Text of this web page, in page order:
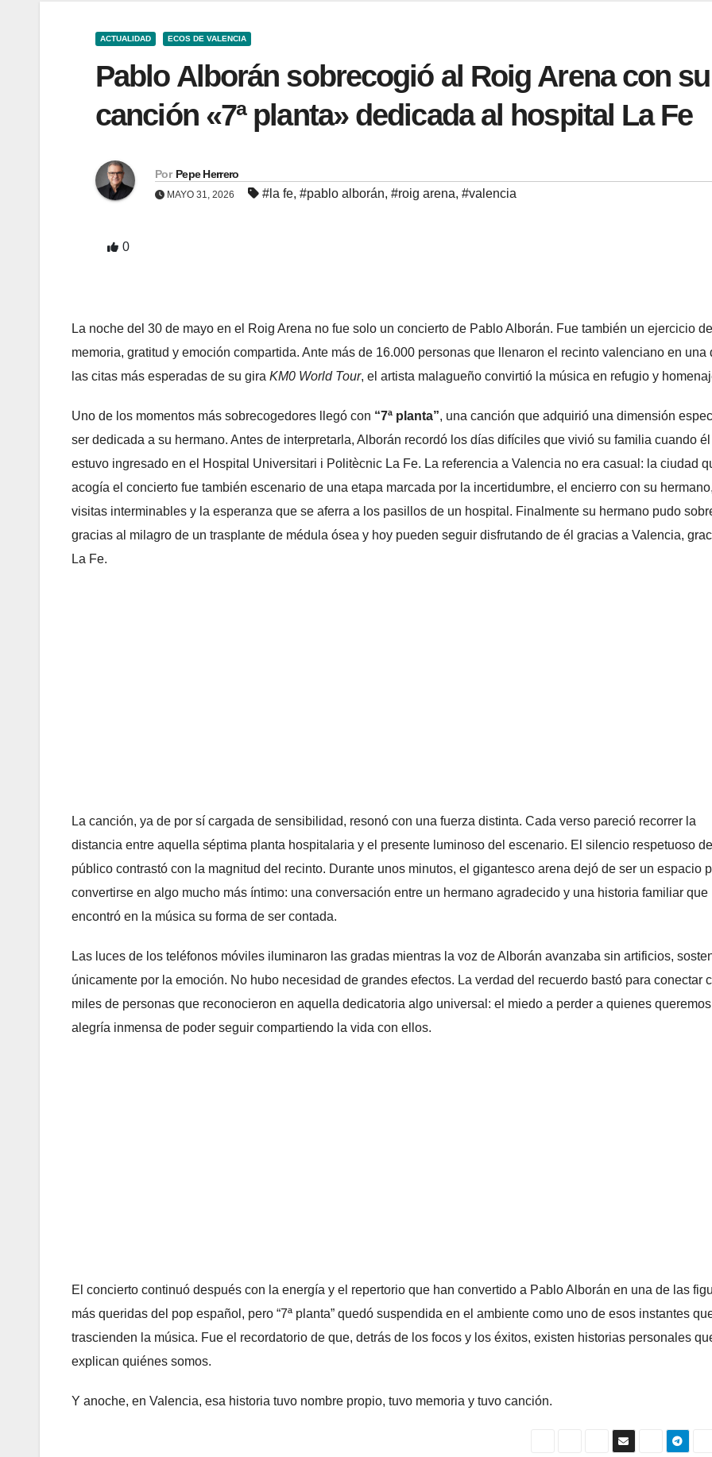
ACTUALIDAD ECOS DE VALENCIA
Pablo Alborán sobrecogió al Roig Arena con su
canción «7ª planta» dedicada al hospital La Fe
Por Pepe Herrero
MAYO 31, 2026 #la fe, #pablo alborán, #roig arena, #valencia
0
La noche del 30 de mayo en el Roig Arena no fue solo un concierto de Pablo Alborán. Fue también un ejercicio de
memoria, gratitud y emoción compartida. Ante más de 16.000 personas que llenaron el recinto valenciano en una
las citas más esperadas de su gira KM0 World Tour, el artista malagueño convirtió la música en refugio y
Uno de los momentos más sobrecogedores llegó con “7ª planta”, una canción que adquirió una dimensión
ser dedicada a su hermano. Antes de interpretarla, Alborán recordó los días difíciles que vivió su familia cuando él
estuvo ingresado en el Hospital Universitari i Politècnic La Fe. La referencia a Valencia no era casual: la ciudad
acogía el concierto fue también escenario de una etapa marcada por la incertidumbre, el encierro con su
visitas interminables y la esperanza que se aferra a los pasillos de un hospital. Finalmente su hermano pudo
gracias al milagro de un trasplante de médula ósea y hoy pueden seguir disfrutando de él gracias a Valencia,
La Fe.
La canción, ya de por sí cargada de sensibilidad, resonó con una fuerza distinta. Cada verso pareció recorrer la
distancia entre aquella séptima planta hospitalaria y el presente luminoso del escenario. El silencio respetuoso
público contrastó con la magnitud del recinto. Durante unos minutos, el gigantesco arena dejó de ser un espacio
convertirse en algo mucho más íntimo: una conversación entre un hermano agradecido y una historia familiar que
encontró en la música su forma de ser contada.
Las luces de los teléfonos móviles iluminaron las gradas mientras la voz de Alborán avanzaba sin artificios,
únicamente por la emoción. No hubo necesidad de grandes efectos. La verdad del recuerdo bastó para conectar
miles de personas que reconocieron en aquella dedicatoria algo universal: el miedo a perder a quienes
alegría inmensa de poder seguir compartiendo la vida con ellos.
El concierto continuó después con la energía y el repertorio que han convertido a Pablo Alborán en una de las
más queridas del pop español, pero “7ª planta” quedó suspendida en el ambiente como uno de esos instantes
trascienden la música. Fue el recordatorio de que, detrás de los focos y los éxitos, existen historias personales
explican quiénes somos.
Y anoche, en Valencia, esa historia tuvo nombre propio, tuvo memoria y tuvo canción.